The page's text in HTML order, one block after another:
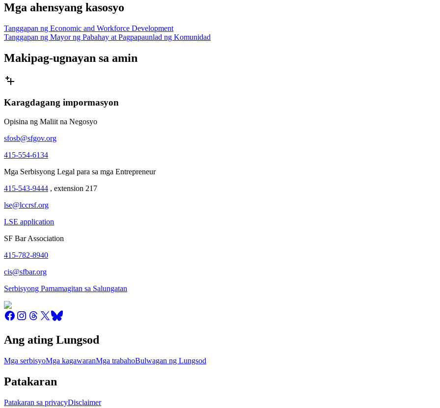
Mga ahensyang kasosyo
Tanggapan ng Economic and Workforce Development
Tanggapan ng Mayor ng Pabahay at Pagpapaunlad ng Komunidad
Makipag-ugnayan sa amin
Karagdagang impormasyon
Opisina ng Maliit na Negosyo
sfosb@sfgov.org
415-554-6134
Mga Serbisyong Legal para sa mga Entrepreneur
415-543-9444 , extension 217
lse@lccrsf.org
LSE application
SF Bar Association
415-782-8940
cis@sfbar.org
Serbisyong Pamamagitan sa Salungatan
Ang ating Lungsod
Mga serbisyoMga kagawaranMga trabahoBulwagan ng Lungsod
Patakaran
Patakaran sa privacyDisclaimer